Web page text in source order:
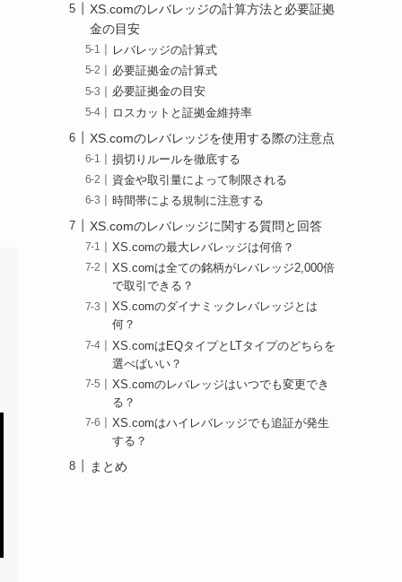
XS.comのレバレッジの計算方法と必要証拠
金の目安
レバレッジの計算式
必要証拠金の計算式
必要証拠金の目安
ロスカットと証拠金維持率
XS.comのレバレッジを使用する際の注意点
損切りルールを徹底する
資金や取引量によって制限される
時間帯による規制に注意する
XS.comのレバレッジに関する質問と回答
XS.comの最大レバレッジは何倍？
XS.comは全ての銘柄がレバレッジ2,000倍
で取引できる？
XS.comのダイナミックレバレッジとは
何？
XS.comはEQタイプとLTタイプのどちらを
選べばいい？
XS.comのレバレッジはいつでも変更でき
る？
XS.comはハイレバレッジでも追証が発生
する？
まとめ